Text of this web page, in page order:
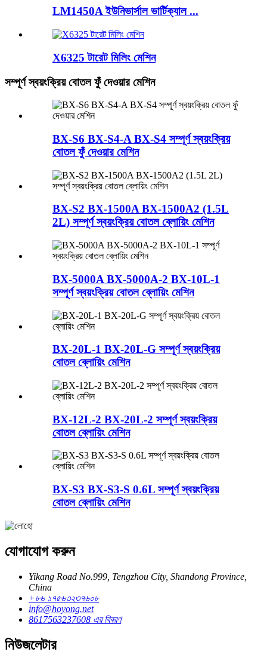
LM1450A ইউনিভার্সাল ভার্টিক্যাল ...
X6325 টারেট মিলিং মেশিন
সম্পূর্ণ স্বয়ংক্রিয় বোতল ফুঁ দেওয়ার মেশিন
BX-S6 BX-S4-A BX-S4 সম্পূর্ণ স্বয়ংক্রিয়
বোতল ফুঁ দেওয়ার মেশিন
BX-S2 BX-1500A BX-1500A2 (1.5L
2L) সম্পূর্ণ স্বয়ংক্রিয় বোতল ব্লোয়িং মেশিন
BX-5000A BX-5000A-2 BX-10L-1
সম্পূর্ণ স্বয়ংক্রিয় বোতল ব্লোয়িং মেশিন
BX-20L-1 BX-20L-G সম্পূর্ণ স্বয়ংক্রিয়
বোতল ব্লোয়িং মেশিন
BX-12L-2 BX-20L-2 সম্পূর্ণ স্বয়ংক্রিয়
বোতল ব্লোয়িং মেশিন
BX-S3 BX-S3-S 0.6L সম্পূর্ণ স্বয়ংক্রিয়
বোতল ব্লোয়িং মেশিন
যোগাযোগ করুন
Yikang Road No.999, Tengzhou City, Shandong Province,
China
+৮৬ ১৭৫৬৩২৩৭৬০৮
info@hoyong.net
8617563237608 এর বিবরণ
নিউজলেটার